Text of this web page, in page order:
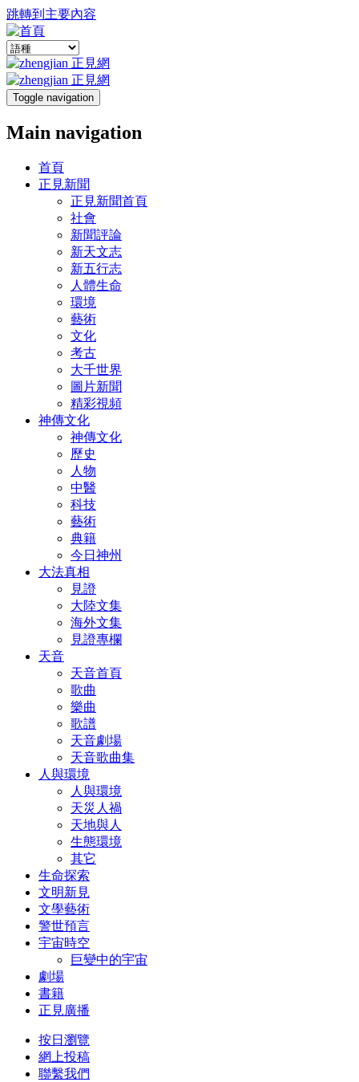
跳轉到主要內容
Toggle navigation
Main navigation
首頁
正見新聞
正見新聞首頁
社會
新聞評論
新天文志
新五行志
人體生命
環境
藝術
文化
考古
大千世界
圖片新聞
精彩視頻
神傳文化
神傳文化
歷史
人物
中醫
科技
藝術
典籍
今日神州
大法真相
見證
大陸文集
海外文集
見證專欄
天音
天音首頁
歌曲
樂曲
歌譜
天音劇場
天音歌曲集
人與環境
人與環境
天災人禍
天地與人
生態環境
其它
生命探索
文明新見
文學藝術
警世預言
宇宙時空
巨變中的宇宙
劇場
書籍
正見廣播
按日瀏覽
網上投稿
聯繫我們